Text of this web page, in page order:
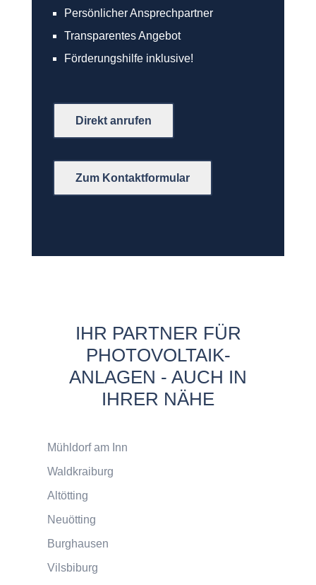
Persönlicher Ansprechpartner
Transparentes Angebot
Förderungshilfe inklusive!
Direkt anrufen
Zum Kontaktformular
IHR PARTNER FÜR
PHOTOVOLTAIK-
ANLAGEN - AUCH IN
IHRER NÄHE
Mühldorf am Inn
Waldkraiburg
Altötting
Neuötting
Burghausen
Vilsbiburg